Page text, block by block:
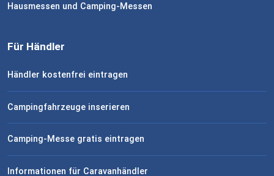
Hausmessen und Camping-Messen
Für Händler
Händler kostenfrei eintragen
Campingfahrzeuge inserieren
Camping-Messe gratis eintragen
Informationen für Caravanhändler